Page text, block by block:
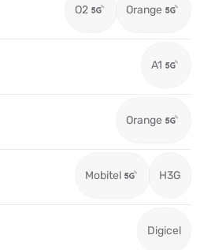
O2 Orange
A1
Orange
Mobitel H3G
Digicel